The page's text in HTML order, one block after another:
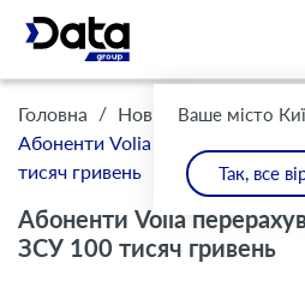
Ваше місто
Так, все
Головна / Новини /
Абоненти Volia перерахували
тисяч гривень
Абоненти Volia
ЗСУ 100 тисяч гривень